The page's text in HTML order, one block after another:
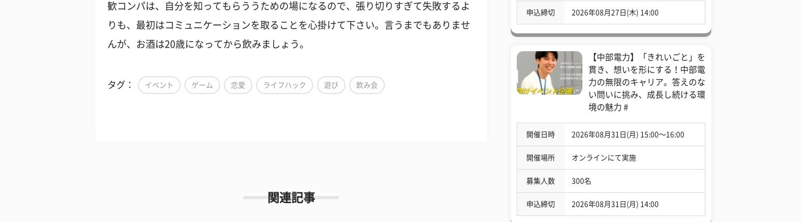
歓コンパは、自分を知ってもらううための場になるので、張り切りすぎて失敗するよ
りも、最初はコミュニケーションを取ることを心掛けて下さい。言うまでもありませ
んが、お酒は20歳になってから飲みましょう。
タグ： イベント ゲーム 恋愛 ライフハック 遊び 飲み会
関連記事
申込締切 2026年08月27日(木) 14:00
【中部電力】「きれいごと」を
貫き、想いを形にする！中部電
力の無限のキャリア。答えのな
い問いに挑み、成長し続ける環
境の魅力 #
開催日時 2026年08月31日(月) 15:00〜16:00
開催場所 オンラインにて実施
募集人数 300名
申込締切 2026年08月31日(月) 14:00